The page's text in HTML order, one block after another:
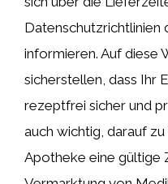
Datenschutzrichtlinien
informieren. Auf diese
sicherstellen, dass Ihr
rezeptfrei sicher und
auch wichtig, darauf
Apotheke eine gültige